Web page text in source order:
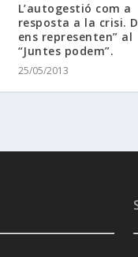
L’autogestió com a
resposta a la crisi.
ens representen” al
“Juntes podem”.
25/05/2013